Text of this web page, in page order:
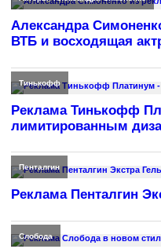
Александра
ВТБ и восходящая
Тинькофф
Реклама Тинькофф
лимитированным
Пенталгин
Реклама Пенталгин
Слобода